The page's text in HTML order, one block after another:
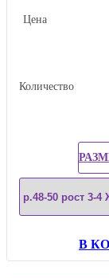
Цена
Количество
В